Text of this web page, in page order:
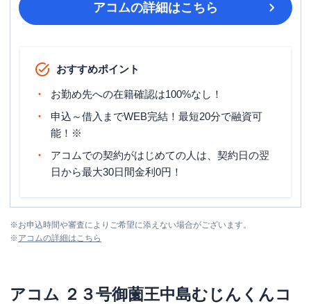
アコムの詳細はこちら
おすすめポイント
お勤め先への在籍確認は100%なし！
申込～借入までWEB完結！最短20分で融資可
能！※
アコムでの契約がはじめての人は、契約日の翌
日から最大30日間金利0円！
※お申込時間や審査によりご希望に添えない場合がございます。
※アコムの詳細はこちら
アコム ２３号御薗王中島むじんくんコ